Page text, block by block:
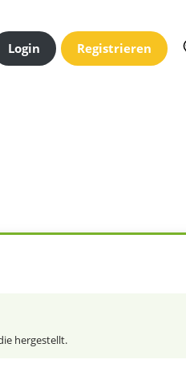
Login Registrieren
hergestellt.